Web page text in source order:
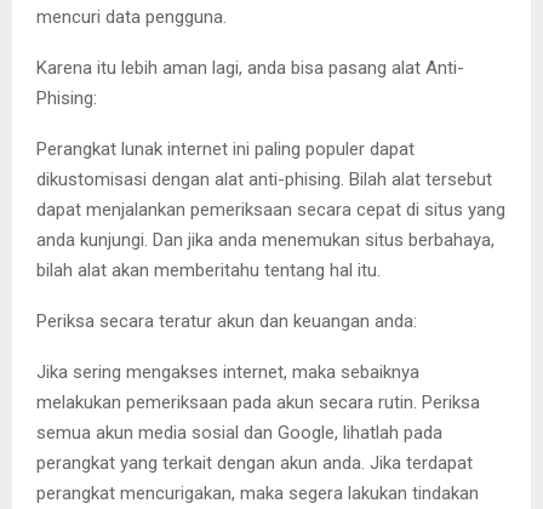
mencuri data pengguna.
Karena itu lebih aman lagi, anda bisa pasang alat Anti-
Phising:
Perangkat lunak internet ini paling populer dapat
dikustomisasi dengan alat anti-phising. Bilah alat tersebut
dapat menjalankan pemeriksaan secara cepat di situs yang
anda kunjungi. Dan jika anda menemukan situs berbahaya,
bilah alat akan memberitahu tentang hal itu.
Periksa secara teratur akun dan keuangan anda:
Jika sering mengakses internet, maka sebaiknya
melakukan pemeriksaan pada akun secara rutin. Periksa
semua akun media sosial dan Google, lihatlah pada
perangkat yang terkait dengan akun anda. Jika terdapat
perangkat mencurigakan, maka segera lakukan tindakan